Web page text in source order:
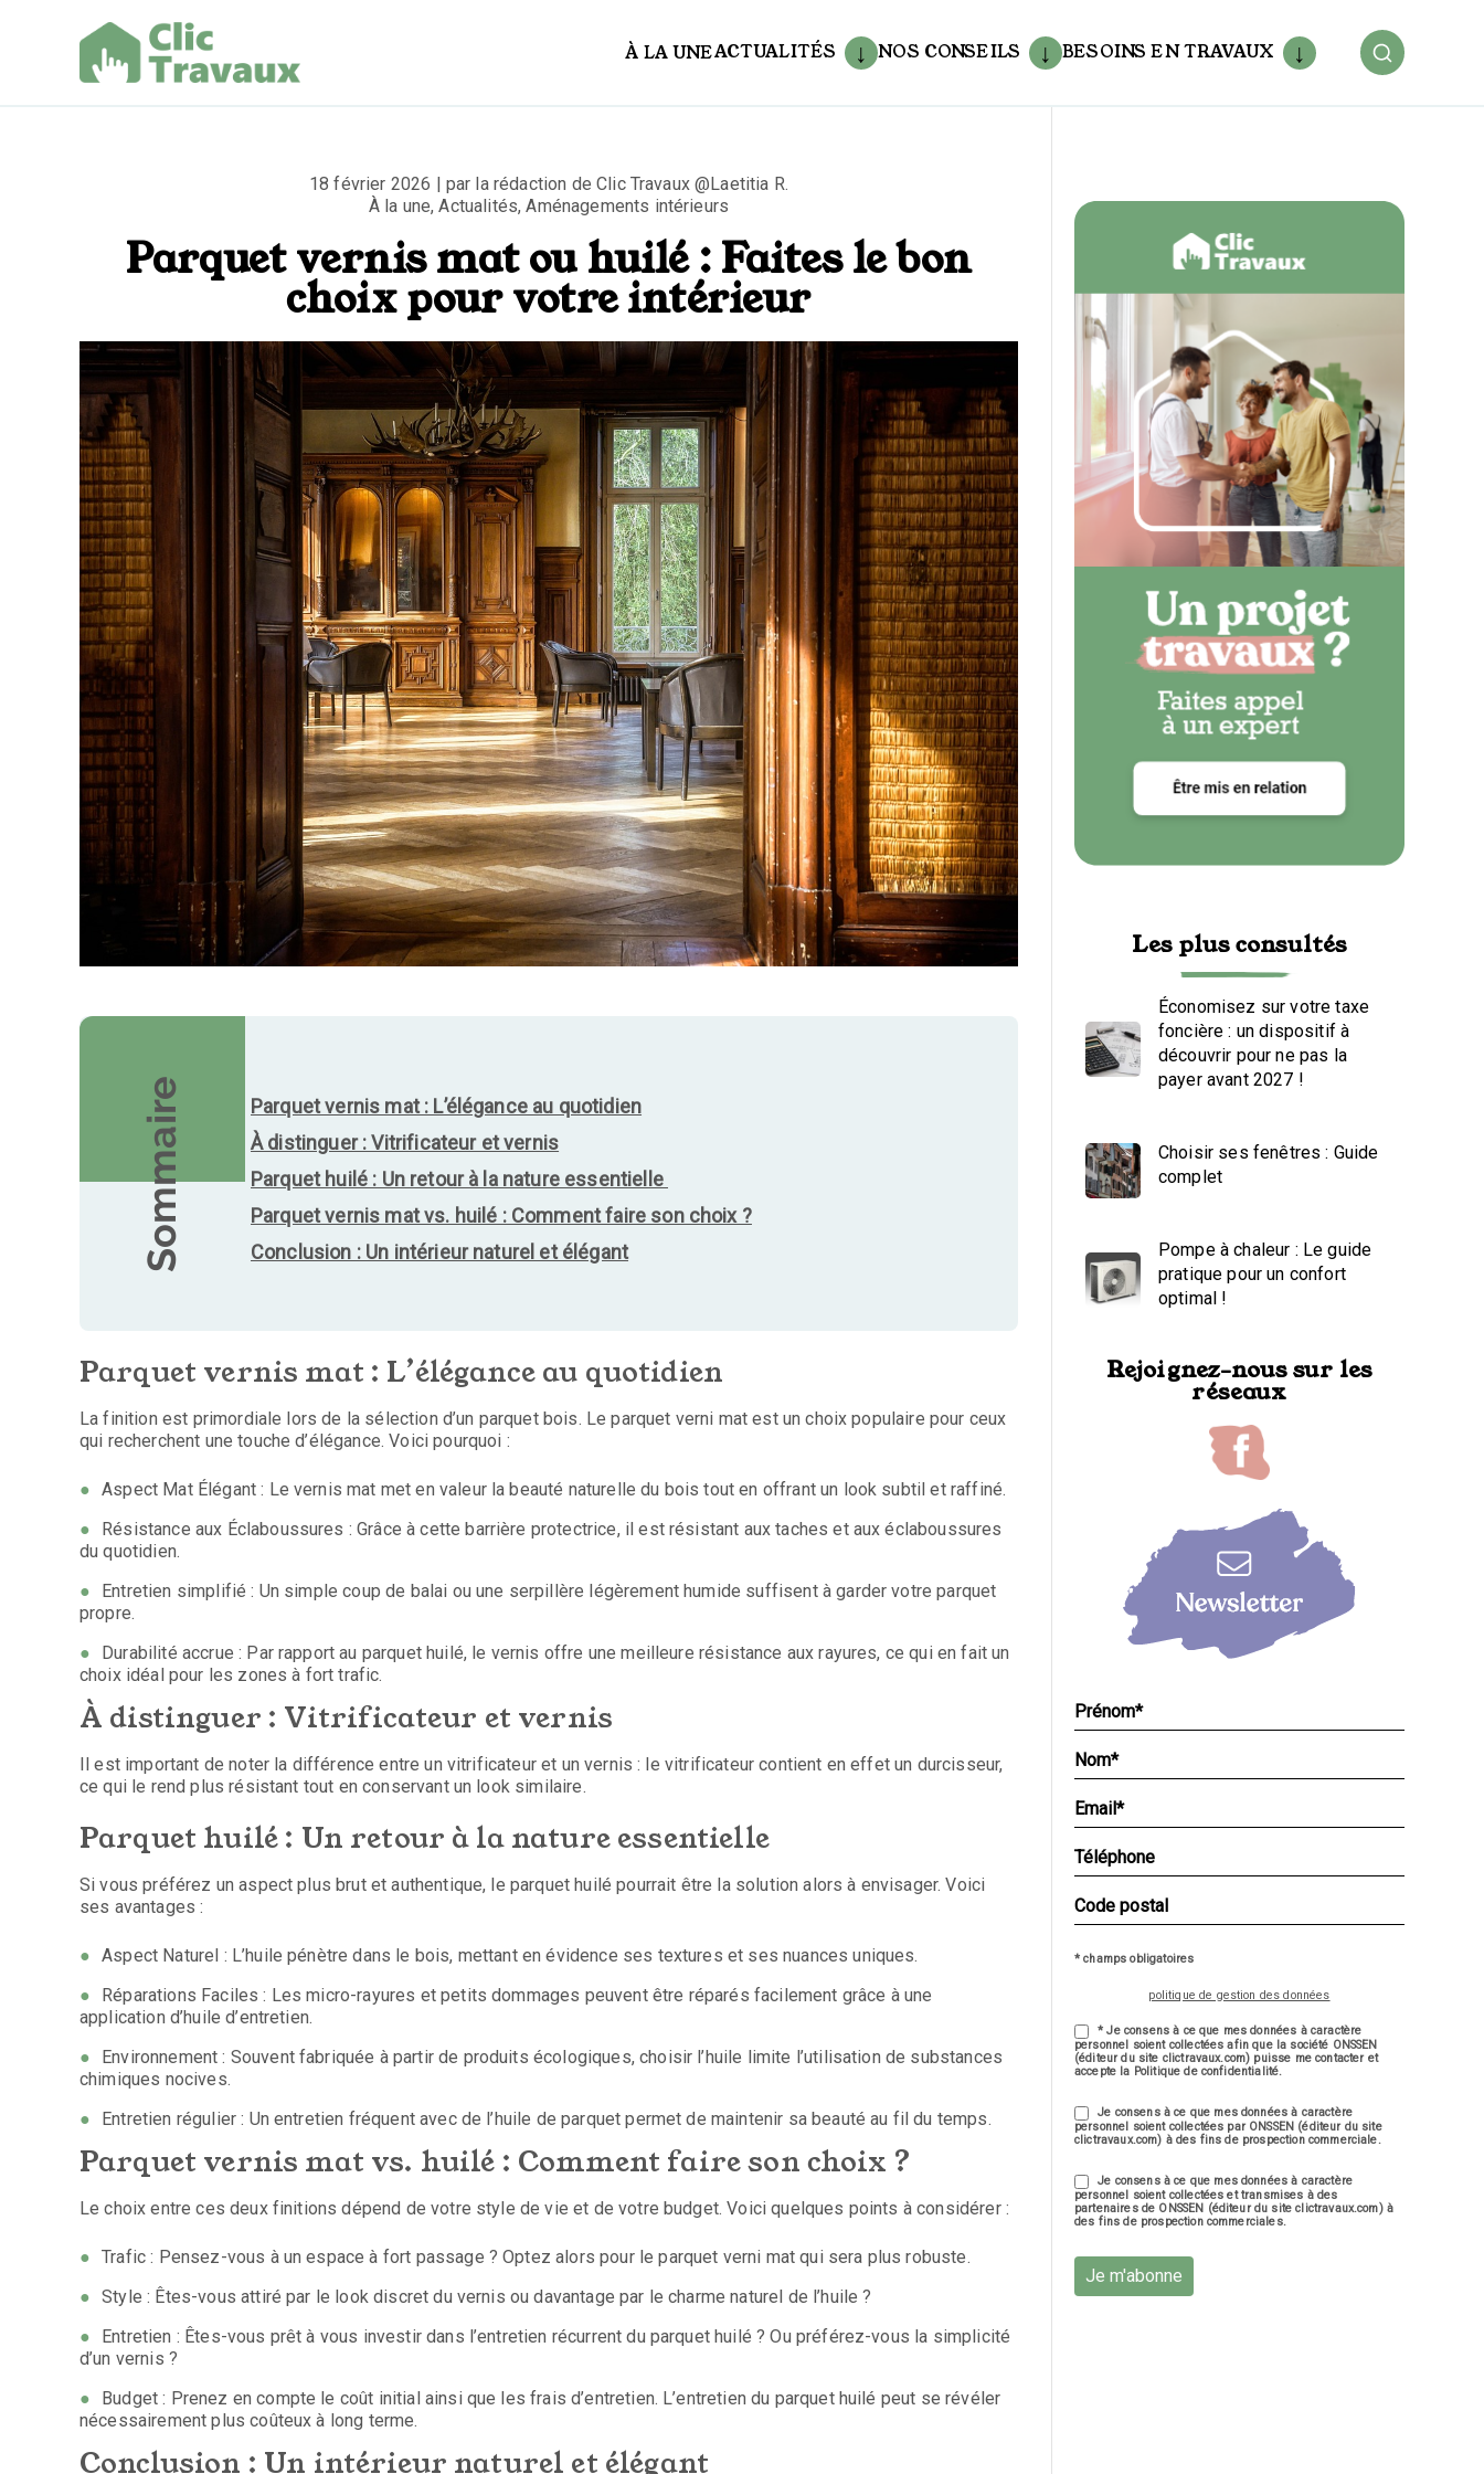
À LA UNEACTUALITÉS NOS CONSEILS BESOINS EN TRAVAUX
18 février 2026 | par la rédaction de Clic Travaux @Laetitia R.
À la une,Actualités,Aménagements intérieurs
Parquet vernis mat ou huilé : Faites le bon
choix pour votre intérieur
Sommaire
Parquet vernis mat : L’élégance au quotidien
À distinguer : Vitrificateur et vernis
Parquet huilé : Un retour à la nature essentielle
Parquet vernis mat vs. huilé : Comment faire son choix ?
Conclusion : Un intérieur naturel et élégant
Parquet vernis mat : L’élégance au quotidien
La finition est primordiale lors de la sélection d’un parquet bois. Le parquet verni mat est un choix populaire pour ceux
qui recherchent une touche d’élégance. Voici pourquoi :
Aspect Mat Élégant : Le vernis mat met en valeur la beauté naturelle du bois tout en offrant un look subtil et raffiné.
Résistance aux Éclaboussures : Grâce à cette barrière protectrice, il est résistant aux taches et aux éclaboussures
du quotidien.
Entretien simplifié : Un simple coup de balai ou une serpillère légèrement humide suffisent à garder votre parquet
propre.
Durabilité accrue : Par rapport au parquet huilé, le vernis offre une meilleure résistance aux rayures, ce qui en fait un
choix idéal pour les zones à fort trafic.
À distinguer : Vitrificateur et vernis
Il est important de noter la différence entre un vitrificateur et un vernis : le vitrificateur contient en effet un durcisseur,
ce qui le rend plus résistant tout en conservant un look similaire.
Parquet huilé : Un retour à la nature essentielle
Si vous préférez un aspect plus brut et authentique, le parquet huilé pourrait être la solution alors à envisager. Voici
ses avantages :
Aspect Naturel : L’huile pénètre dans le bois, mettant en évidence ses textures et ses nuances uniques.
Réparations Faciles : Les micro-rayures et petits dommages peuvent être réparés facilement grâce à une
application d’huile d’entretien.
Environnement : Souvent fabriquée à partir de produits écologiques, choisir l’huile limite l’utilisation de substances
chimiques nocives.
Entretien régulier : Un entretien fréquent avec de l’huile de parquet permet de maintenir sa beauté au fil du temps.
Parquet vernis mat vs. huilé : Comment faire son choix ?
Le choix entre ces deux finitions dépend de votre style de vie et de votre budget. Voici quelques points à considérer :
Trafic : Pensez-vous à un espace à fort passage ? Optez alors pour le parquet verni mat qui sera plus robuste.
Style : Êtes-vous attiré par le look discret du vernis ou davantage par le charme naturel de l’huile ?
Entretien : Êtes-vous prêt à vous investir dans l’entretien récurrent du parquet huilé ? Ou préférez-vous la simplicité
d’un vernis ?
Budget : Prenez en compte le coût initial ainsi que les frais d’entretien. L’entretien du parquet huilé peut se révéler
nécessairement plus coûteux à long terme.
Conclusion : Un intérieur naturel et élégant
Les plus consultés
Économisez sur votre taxe
foncière : un dispositif à
découvrir pour ne pas la
payer avant 2027 !
Choisir ses fenêtres : Guide
complet
Pompe à chaleur : Le guide
pratique pour un confort
optimal !
Rejoignez-nous sur les
réseaux
* champs obligatoires
politique de gestion des données
* Je consens à ce que mes données à caractère
personnel soient collectées afin que la société ONSSEN
(éditeur du site clictravaux.com) puisse me contacter et
accepte la Politique de confidentialité.
Je consens à ce que mes données à caractère
personnel soient collectées par ONSSEN (éditeur du site
clictravaux.com) à des fins de prospection commerciale.
Je consens à ce que mes données à caractère
personnel soient collectées et transmises à des
partenaires de ONSSEN (éditeur du site clictravaux.com) à
des fins de prospection commerciales.
Je m'abonne